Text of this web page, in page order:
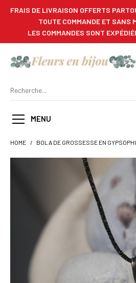
FRAIS DE LIVRAISON OFFERTS
TOUTE COMMANDE ET SANS
LES COMMANDES SONT
MENU
HOME BOLA DE GROSSESSE EN